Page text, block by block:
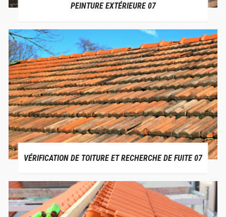
PEINTURE EXTÉRIEURE 07
VÉRIFICATION DE TOITURE ET RECHERCHE DE FUITE 07